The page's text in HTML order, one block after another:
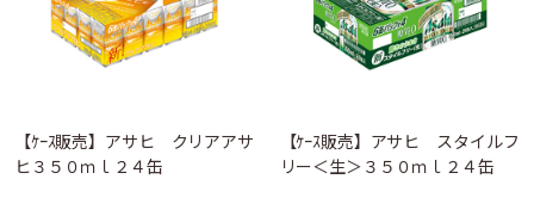
【ｹｰｽ販売】アサヒ クリアアサ
ヒ３５０ｍｌ２４缶
【ｹｰｽ販売】アサヒ スタイルフ
リー＜生＞３５０ｍｌ２４缶